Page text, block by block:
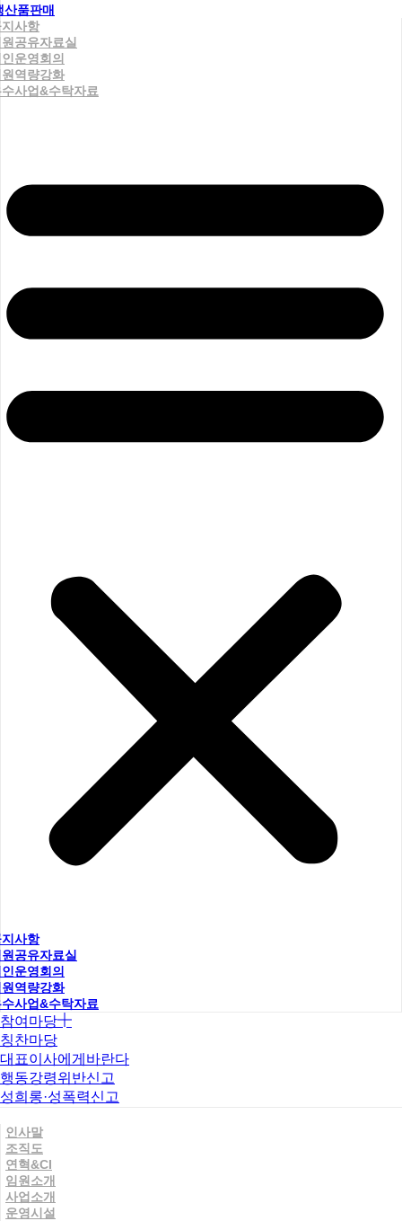
산품판매
사항
공유자료실
운영회의
역량강화
사업&수탁자료
사항
공유자료실
운영회의
역량강화
사업&수탁자료
참여마당
칭찬마당
대표이사에게바란다
행동강령위반신고
성희롱·성폭력신고
인사말
조직도
연혁&CI
임원소개
사업소개
운영시설